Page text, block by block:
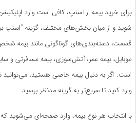
برای خرید بیمه از اسنپ، کافی است وارد
شوید و از میان بخش‌های مختلف، گزینه “اسنپ
قسمت، دسته‌بندی‌های گوناگونی مانند بیمه شخص
موبایل، بیمه عمر، آتش‌سوزی، بیمه مسافرتی و
است. اگر به دنبال بیمه خاصی هستید،
وارد کنید تا سریع‌تر به گزینه مدنظر برسید.
با انتخاب هر نوع بیمه، وارد صفحه‌ای می‌شوید که